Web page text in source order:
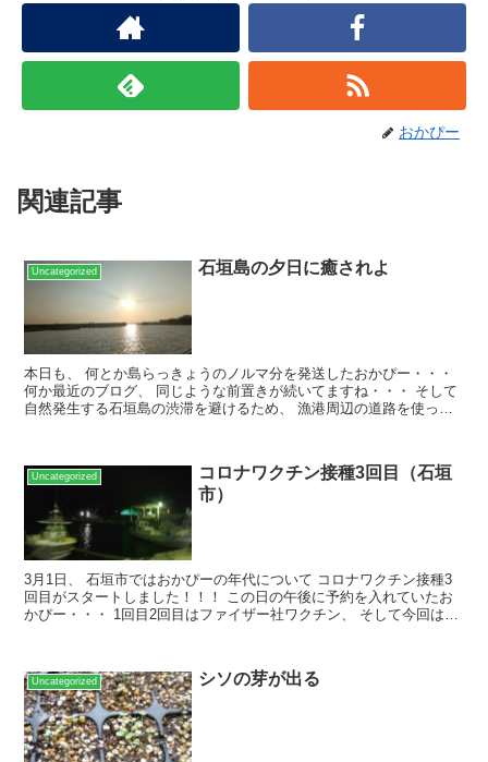
おかぴー
関連記事
Uncategorized 石垣島の夕日に癒されよ
本日も、 何とか島らっきょうのノルマ分を発送したおかぴー・・・
何か最近のブログ、 同じような前置きが続いてますね・・・ そして
自然発生する石垣島の渋滞を避けるため、 漁港周辺の道路を使って
Uncategorized
コロナワクチン接種3回目（石垣
市）
3月1日、 石垣市ではおかぴーの年代について コロナワクチン接種3
回目がスタートしました！！！ この日の午後に予約を入れていたお
かぴー・・・ 1回目2回目はファイザー社ワクチン、 そして今回はモ
Uncategorized シソの芽が出る